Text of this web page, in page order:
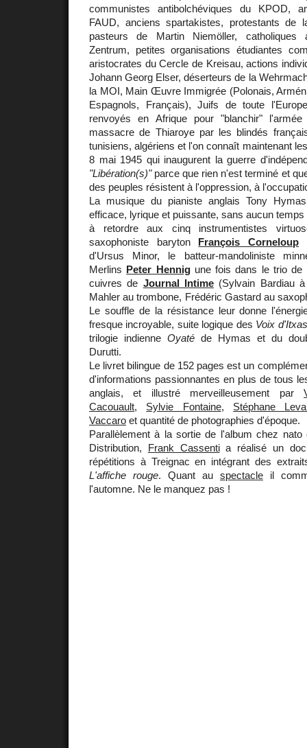
communistes antibolchéviques du KPOD,
FAUD, anciens spartakistes, protestants de
pasteurs de Martin Niemöller, catholiques
Zentrum, petites organisations étudiantes
aristocrates du Cercle de Kreisau, actions
Johann Georg Elser, déserteurs de la
la MOI, Main Œuvre Immigrée (Polonais,
Espagnols, Français), Juifs de toute
renvoyés en Afrique pour "blanchir"
massacre de Thiaroye par les blindés
tunisiens, algériens et l'on connaît maintenant
8 mai 1945 qui inaugurent la guerre
"Libération(s)"parce que rien n'est terminé et
des peuples résistent à l'oppression, à
La musique du pianiste anglais Tony
efficace, lyrique et puissante, sans aucun
à retordre aux cinq instrumentistes
saxophoniste baryton François Corneloup
d'Ursus Minor, le batteur-mandoliniste
Merlins Peter Hennigune fois dans le trio de
cuivres de Journal Intime (Sylvain Bardiau
Mahler au trombone, Frédéric Gastard au
Le souffle de la résistance leur donne
fresque incroyable, suite logique des Voix
trilogie indienne Oyaté de Hymas et du
Durutti.
Le livret bilingue de 152 pages est un
d'informations passionnantes en plus de tous
anglais, et illustré merveilleusement par
Cacouault, Sylvie Fontaine, Stéphane
Vaccaro et quantité de photographies d'époque.
Parallèlement à la sortie de l'album chez nato
Distribution, Frank Cassentia réalisé un
répétitions à Treignac en intégrant des
L'affiche rouge. Quant au spectacle il
l'automne. Ne le manquez pas !